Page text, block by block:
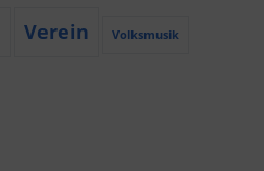
Verein Volksmusik